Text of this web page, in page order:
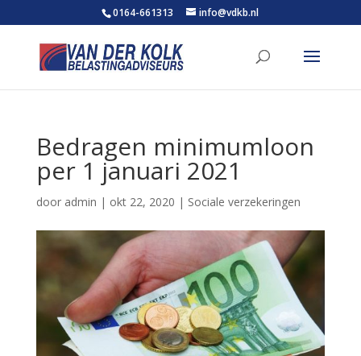
0164-661313 info@vdkb.nl
Bedragen minimumloon
per 1 januari 2021
door admin | okt 22, 2020 | Sociale verzekeringen